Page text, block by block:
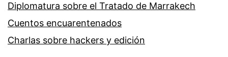
Diplomatura sobre el Tratado de Marrakech
Cuentos encuarentenados
Charlas sobre hackers y edición